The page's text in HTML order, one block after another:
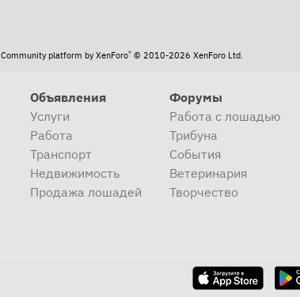
Community platform by XenForo® © 2010-2026 XenForo Ltd.
Объявления
Услуги
Работа
Транспорт
Недвижимость
Продажа лошадей
Форумы
Работа с лошадью
Трибуна
События
Ветеринария
Творчество